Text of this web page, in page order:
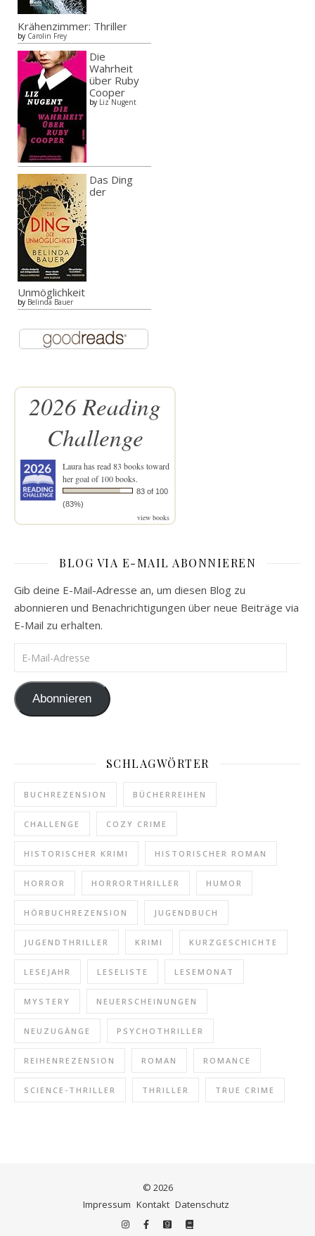
Krähenzimmer: Thriller
by Carolin Frey
Die
Wahrheit
über Ruby
Cooper
by Liz Nugent
Das Ding
der
Unmöglichkeit
by Belinda Bauer
2026 Reading
Challenge
Laurahas read 83 books toward
her goal of 100 books.
83 of 100
(83%)
view books
BLOG VIA E-MAIL ABONNIEREN
Gib deine E-Mail-Adresse an, um diesen Blog zu
abonnieren und Benachrichtigungen über neue Beiträge via
E-Mail zu erhalten.
E-Mail-Adresse
Abonnieren
SCHLAGWÖRTER
BUCHREZENSION BÜCHERREIHEN
CHALLENGE COZY CRIME
HISTORISCHER KRIMI HISTORISCHER ROMAN
HORROR HORRORTHRILLER HUMOR
HÖRBUCHREZENSION JUGENDBUCH
JUGENDTHRILLER KRIMI KURZGESCHICHTE
LESEJAHR LESELISTE LESEMONAT
MYSTERY NEUERSCHEINUNGEN
NEUZUGÄNGE PSYCHOTHRILLER
REIHENREZENSION ROMAN ROMANCE
SCIENCE-THRILLER THRILLER TRUE CRIME
© 2026
Impressum Kontakt Datenschutz